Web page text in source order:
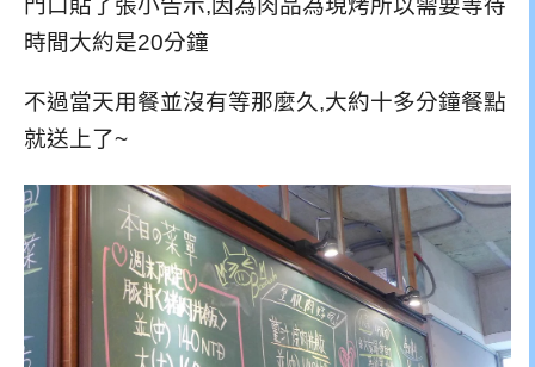
門口貼了張小告示,因為肉品為現烤所以需要等待
時間大約是20分鐘
不過當天用餐並沒有等那麼久,大約十多分鐘餐點
就送上了~